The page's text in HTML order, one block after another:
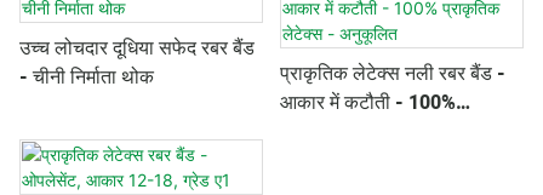
उच्च लोचदार दूधिया सफेद रबर बैंड
- चीनी निर्माता थोक
प्राकृतिक लेटेक्स नली रबर बैंड -
आकार में कटौती - 100%